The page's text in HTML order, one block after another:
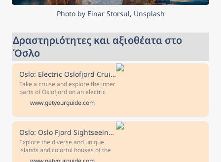
Photo by Einar Storsul, Unsplash
Δραστηριότητες και αξιοθέατα στο
Όσλο
Oslo: Electric Oslofjord Cruise with Audio Guide Commentary
Take a cruise and explore the inner
parts of Oslofjord on an electric
ship. Admire the scenery and
download the free app so you can
listen to audio commentary
available in 6 languages.
www.getyourguide.com
Oslo: Oslo Fjord Sightseeing Cruise by Sailing Ship
Explore the diverse and unique
islands and colorful houses of the
Oslo Fjord on an authentic sailing